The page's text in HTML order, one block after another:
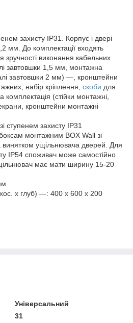
захисту IP31. Корпус і двері
мм. До комплектації входять
зручності виконання кабельних
завтовшки 1,5 мм, монтажна
завтовшки 2 мм) —, кронштейни
набір кріплення, скоби для
комплектація (стійки монтажні,
кронштейни монтажні
ступенем захисту IP31
боксам монтажним BOX Wall зі
винятком ущільнювача дверей. Для
IP54 споживач може самостійно
має мати ширину 15-20
х глуб) —: 400 х 600 х 200
Універсальний
31